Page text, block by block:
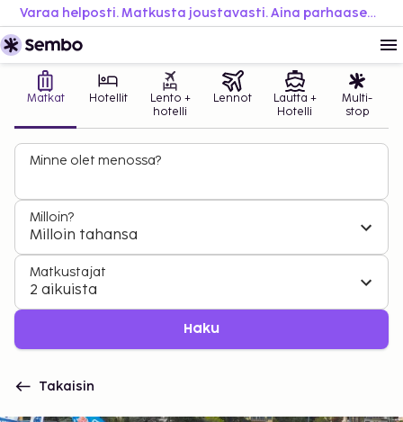
Varaa helposti. Matkusta joustavasti. Aina parhaaseen hintaan.
Matkat Hotellit
Lento +
hotelli
Lennot
Lautta +
Hotelli
Multi-
stop
Minne olet menossa?
Milloin?
Milloin tahansa
Matkustajat
2 aikuista
Haku
Takaisin